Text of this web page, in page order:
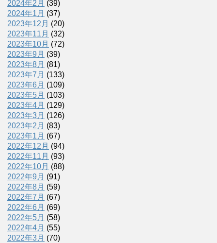
2024年2月 (39)
2024年1月 (37)
2023年12月 (20)
2023年11月 (32)
2023年10月 (72)
2023年9月 (39)
2023年8月 (81)
2023年7月 (133)
2023年6月 (109)
2023年5月 (103)
2023年4月 (129)
2023年3月 (126)
2023年2月 (83)
2023年1月 (67)
2022年12月 (94)
2022年11月 (93)
2022年10月 (88)
2022年9月 (91)
2022年8月 (59)
2022年7月 (67)
2022年6月 (69)
2022年5月 (58)
2022年4月 (55)
2022年3月 (70)